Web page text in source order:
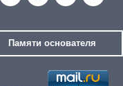
Памяти основателя